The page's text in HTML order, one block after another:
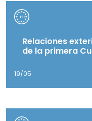
Relaciones
de la primera
19/05